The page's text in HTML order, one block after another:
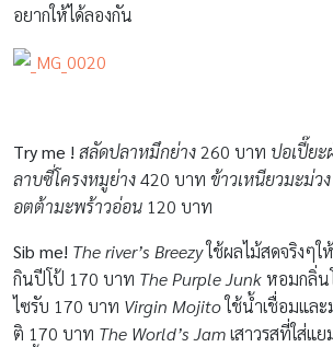
อยากให้ได้ลองกัน
Try me ! สลัดปลาหมึกย่าง260 บาท ปอเปี๊ยะ
ลาบซี่โครงหมูย่าง420 บาท ข้าวเหนียวมะม่วง
อตต้ามะพร้าวอ่อน 120 บาท
Sib me! The river’s Breezyใช้ผลไม้สดจริงๆใ
กินปีโป้ 170 บาท The Purple Junk หอมกลิ่น
ไซรับ 170 บาท Virgin Mojitoใช้น้ำเชื่อมแล
ติ 170 บาท The World’s Jamเสาวรสที่ใส่แ